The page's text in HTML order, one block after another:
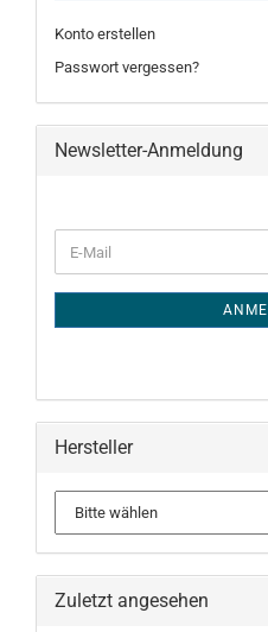
Konto erstellen
Passwort vergessen?
Newsletter-Anmeldung
ZUR
E-
Mail
Hersteller
Zuletzt angesehen